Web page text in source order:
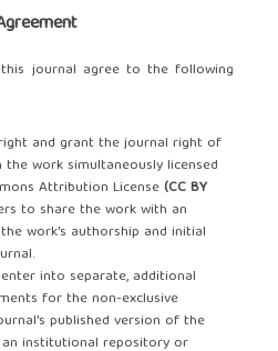
journal agree to the following
and grant the journal right of
work simultaneously licensed
Attribution License (CC BY
to share the work with an
work's authorship and initial
into separate, additional
for the non-exclusive
published version of the
institutional repository or